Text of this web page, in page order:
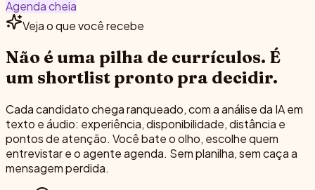
Agenda cheia
Veja o que você recebe
Não é uma pilha de currículos. É
um shortlist pronto pra decidir.
Cada candidato chega ranqueado, com a análise da IA em
texto e áudio: experiência, disponibilidade, distância e
pontos de atenção. Você bate o olho, escolhe quem
entrevistar e o agente agenda. Sem planilha, sem caça a
mensagem perdida.